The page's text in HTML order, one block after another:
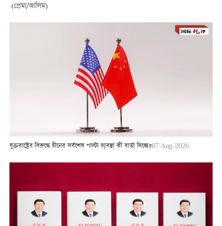
(প্রেমা/আলিম)
যুক্তরাষ্ট্রের বিরুদ্ধে চীনের সর্বশেষ পাল্টা ব্যবস্থা কী বার্তা দিচ্ছে?07-Aug-2026